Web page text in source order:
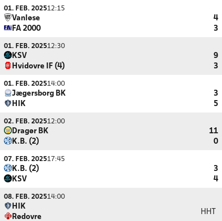
01. FEB. 202512:15
Vanløse
4
FA 2000
3
01. FEB. 202512:30
KSV
9
Hvidovre IF (4)
3
01. FEB. 202514:00
Jægersborg BK
3
HIK
5
02. FEB. 202512:00
Dragør BK
11
K.B. (2)
0
07. FEB. 202517:45
K.B. (2)
3
KSV
4
08. FEB. 202514:00
HIK
Rødovre
HHT